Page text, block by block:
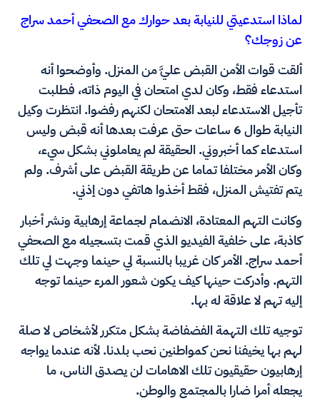
لماذا استدعيتي للنيابة بعد حوارك مع الصحفي أحمد سراج
عن زوجك؟
ألقت قوات الأمن القبض عليَّ من المنزل. وأوضحوا أنه
استدعاء فقط، وكان لدي امتحان في اليوم ذاته، فطلبت
تأجيل الاستدعاء لبعد الامتحان لكنهم رفضوا. انتظرت وكيل
النيابة طوال 6 ساعات حتى عرفت بعدها أنه قبض وليس
استدعاء كما أخبروني. الحقيقة لم يعاملوني بشكل سيء،
وكان الأمر مختلفا تماما عن طريقة القبض على أشرف. ولم
يتم تفتيش المنزل، فقط أخذوا هاتفي دون إذني.
وكانت التهم المعتادة، الانضمام لجماعة إرهابية ونشر أخبار
كاذبة، على خلفية الفيديو الذي قمت بتسجيله مع الصحفي
أحمد سراج. الأمر كان غريبا بالنسبة لي حينما وجهت لي تلك
التهم. وأدركت حينها كيف يكون شعور المرء حينما توجه
إليه تهم لا علاقة له بها.
توجيه تلك التهمة الفضفاضة بشكل متكرر لأشخاص لا صلة
لهم بها يخيفنا نحن كمواطنين نحب بلدنا. لأنه عندما يواجه
إرهابيون حقيقيون تلك الاهامات لن يصدق الناس، ما
يجعله أمرا ضارا بالمجتمع والوطن.